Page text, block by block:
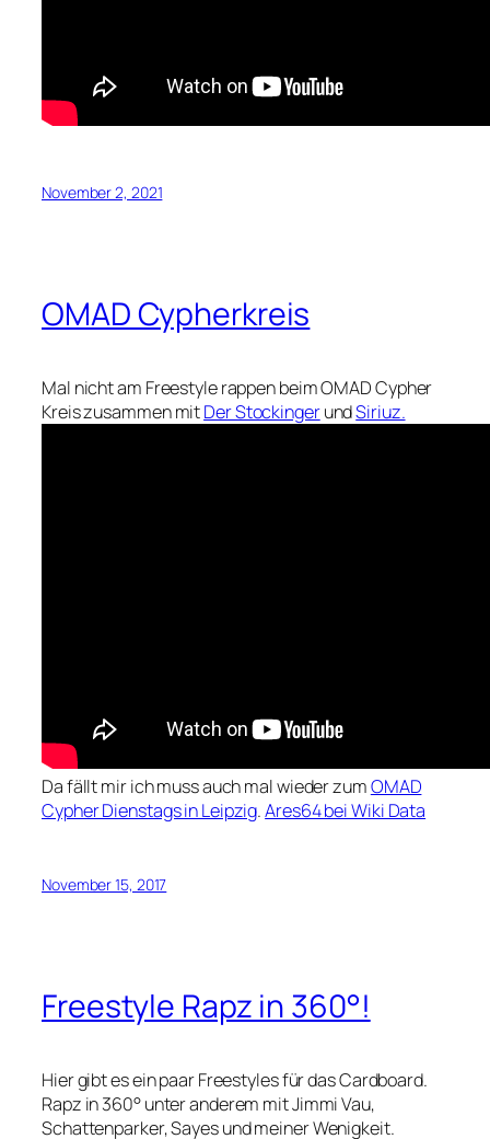
November 2, 2021
OMAD Cypherkreis
Mal nicht am Freestyle rappen beim OMAD Cypher
Kreis zusammen mitDer StockingerundSiriuz.
Da fällt mir ich muss auch mal wieder zumOMAD
Cypher Dienstags in Leipzig.Ares64 bei Wiki Data
November 15, 2017
Freestyle Rapz in 360°!
Hier gibt es ein paar Freestyles für das Cardboard.
Rapz in 360° unter anderem mit Jimmi Vau,
Schattenparker, Sayes und meiner Wenigkeit.